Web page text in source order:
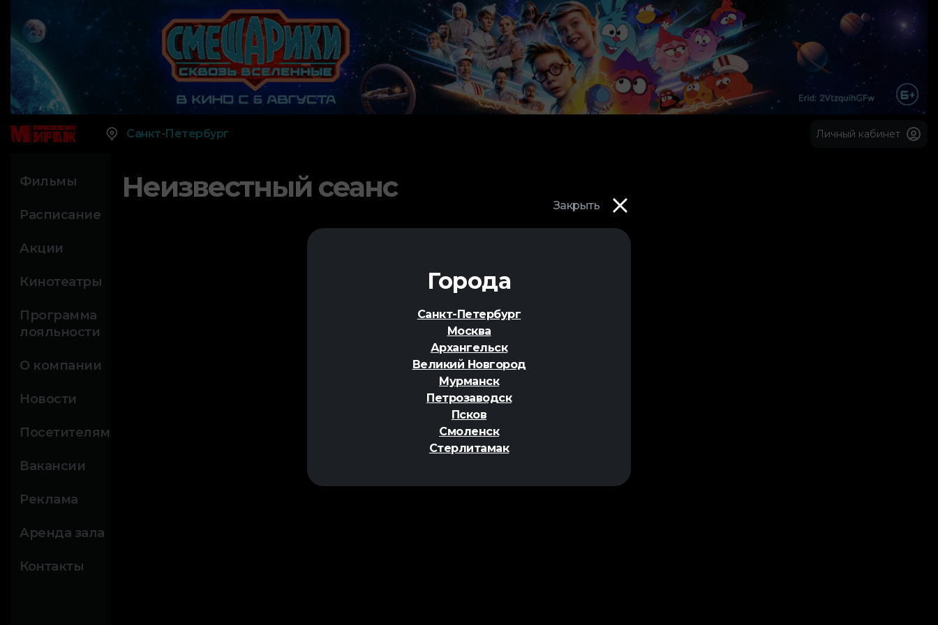
Закрыть
Города
Санкт-Петербург
Москва
Архангельск
Великий Новгород
Мурманск
Петрозаводск
Псков
Смоленск
Стерлитамак
Санкт-Петербург Личный кабинет
Фильмы
Расписание
Акции
Кинотеатры
Программа
лояльности
О компании
Новости
Посетителям
Вакансии
Реклама
Аренда зала
Контакты
Неизвестный сеанс